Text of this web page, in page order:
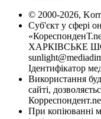
© 2000-2026,
Суб'єкт у сфері
ХАРКІВСЬКЕ
Ідентифікатор
Використання
сайті,
При копіюванні